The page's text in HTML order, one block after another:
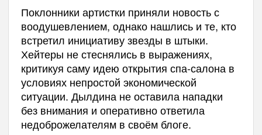
Поклонники артистки приняли новость с
воодушевлением, однако нашлись и те, кто
встретил инициативу звезды в штыки.
Хейтеры не стеснялись в выражениях,
критикуя саму идею открытия спа-салона в
условиях непростой экономической
ситуации. Дылдина не оставила нападки
без внимания и оперативно ответила
недоброжелателям в своём блоге.